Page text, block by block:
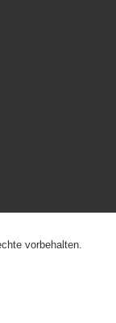
vorbehalten.